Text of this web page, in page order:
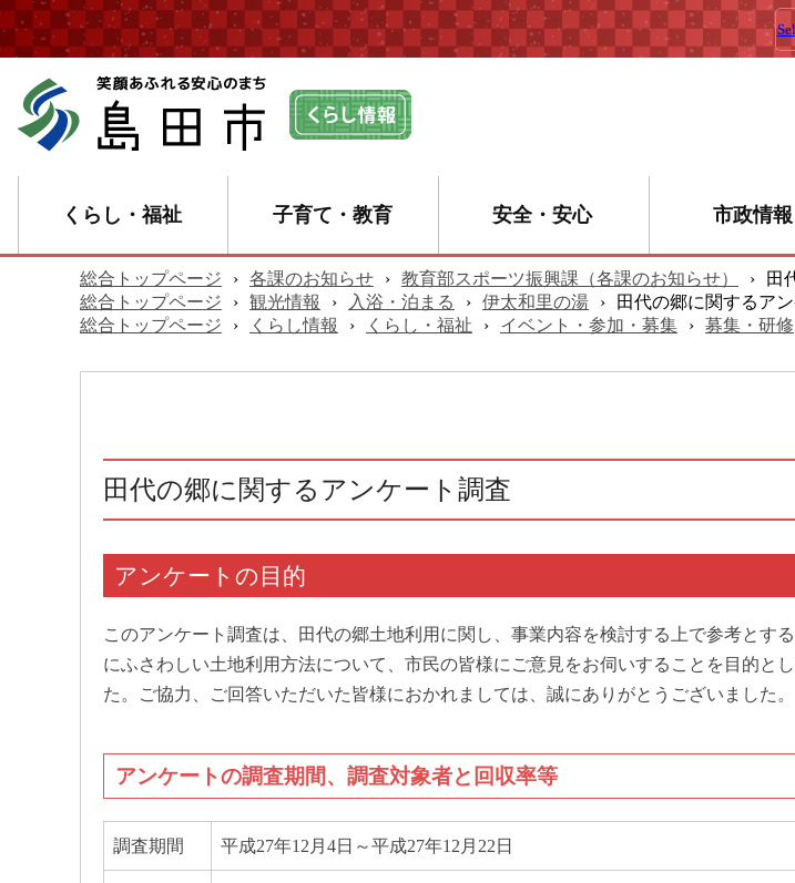
くらし・福祉 子育て・教育 安全・安心 市政情報
総合トップページ › 各課のお知らせ › 教育部スポーツ振興課（各課のお知らせ） ›
田
総合トップページ
› 観光情報 › 入浴・泊まる › 伊太和里の湯 ›
田代の郷に関するア
総合トップページ
› くらし情報 › くらし・福祉 › イベント・参加・募集 › 募集・研修
田代の郷に関するアンケート調査
アンケートの目的
このアンケート調査は、田代の郷土地利用に関し、事業内容を検討する上で参考とす
にふさわしい土地利用方法について、市民の皆様にご意見をお伺いすることを目的と
た。ご協力、ご回答いただいた皆様におかれましては、誠にありがとうございました。
アンケートの調査期間、調査対象者と回収率等
調査期間 平成27年12月4日～平成27年12月22日